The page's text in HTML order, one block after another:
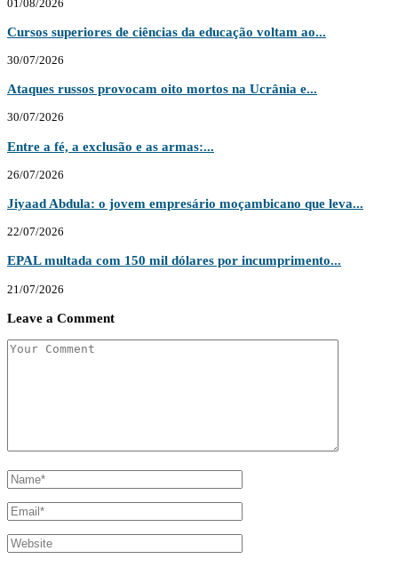
01/08/2026
Cursos superiores de ciências da educação voltam ao...
30/07/2026
Ataques russos provocam oito mortos na Ucrânia e...
30/07/2026
Entre a fé, a exclusão e as armas:...
26/07/2026
Jiyaad Abdula: o jovem empresário moçambicano que leva...
22/07/2026
EPAL multada com 150 mil dólares por incumprimento...
21/07/2026
Leave a Comment